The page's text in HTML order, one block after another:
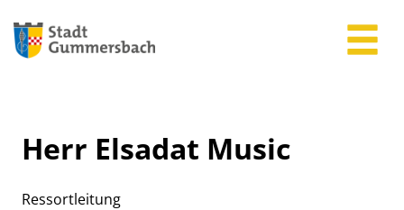
Herr Elsadat Music
Ressortleitung